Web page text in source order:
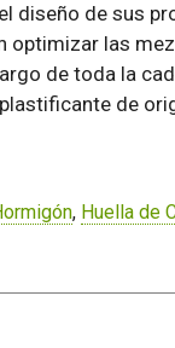
diseño de sus
las
de toda la
de
, Huella de